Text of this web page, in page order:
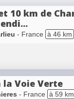
10 km de
- France à 46 km
la Voie Verte
- France à 59 km